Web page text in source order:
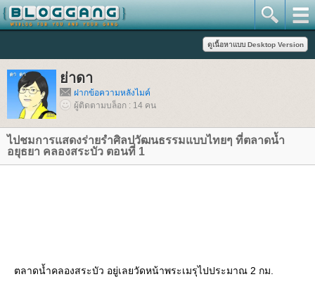
่าดา
ฝากข้อความหลังไมค์
ผู้ติดตามบล็อก : 14 คน
ไปชมการแสดงร่ายรำศิลปวัฒนธรรมแบบไทยๆ ที่ตลาดน้ำ
อยุธยา คลองสระบัว ตอนที่ 1
ตลาดน้ำคลองสระบัว อยู่เลยวัดหน้าพระเมรุไปประมาณ 2 กม.